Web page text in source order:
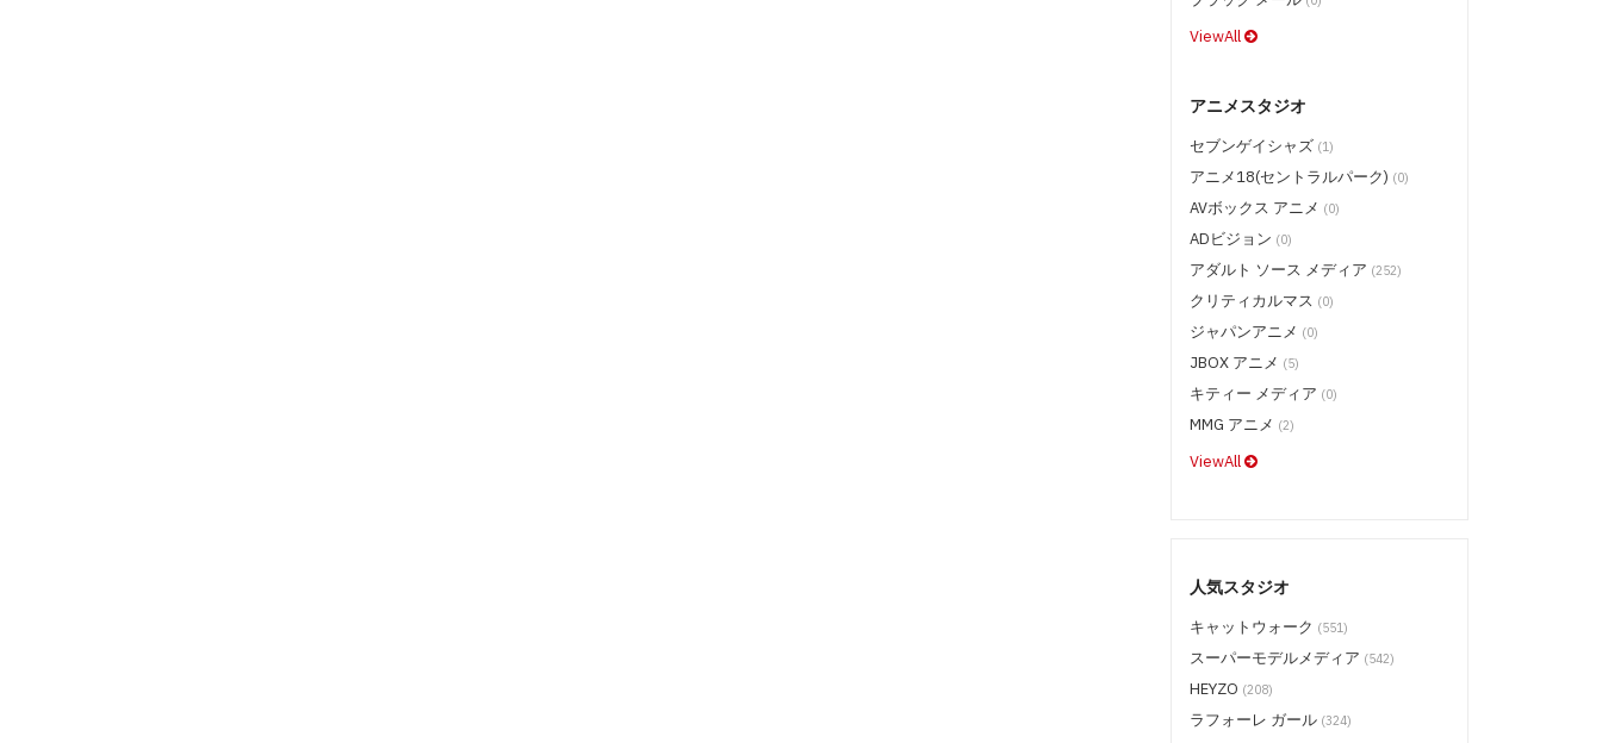
ViewAll
アニメスタジオ
セブンゲイシャズ (1)
アニメ18(セントラルパーク) (0)
AVボックス アニメ (0)
ADビジョン (0)
アダルト ソース メディア (252)
クリティカルマス (0)
ジャパンアニメ (0)
JBOX アニメ (5)
キティー メディア (0)
MMG アニメ (2)
ViewAll
人気スタジオ
キャットウォーク (551)
スーパーモデルメディア (542)
HEYZO (208)
ラフォーレ ガール (324)